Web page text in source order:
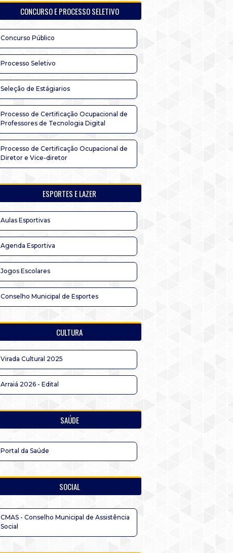
CONCURSO E PROCESSO SELETIVO
Concurso Público
Processo Seletivo
Seleção de Estágiarios
Processo de Certificação Ocupacional de
Professores de Tecnologia Digital
Processo de Certificação Ocupacional de
Diretor e Vice-diretor
ESPORTES E LAZER
Aulas Esportivas
Agenda Esportiva
Jogos Escolares
Conselho Municipal de Esportes
CULTURA
Virada Cultural 2025
Arraiá 2026 - Edital
SAÚDE
Portal da Saúde
SOCIAL
CMAS - Conselho Municipal de Assistência
Social